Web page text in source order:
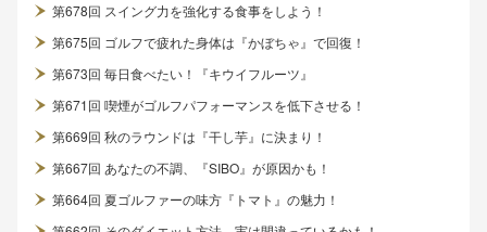
第678回 スイング力を強化する食事をしよう！
第675回 ゴルフで疲れた身体は『かぼちゃ』で回復！
第673回 毎日食べたい！『キウイフルーツ』
第671回 喫煙がゴルフパフォーマンスを低下させる！
第669回 秋のラウンドは『干し芋』に決まり！
第667回 あなたの不調、『SIBO』が原因かも！
第664回 夏ゴルファーの味方『トマト』の魅力！